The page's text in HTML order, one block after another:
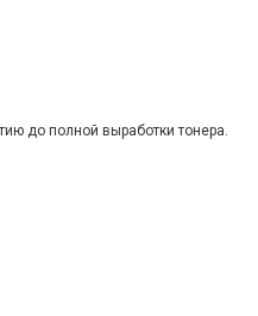
до полной выработки тонера.